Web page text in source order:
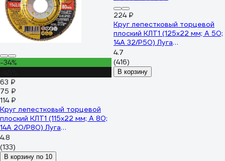
-34%
63 ₽
75 ₽
114 ₽
Круг лепестковый торцевой
плоский КЛТ1 (115х22 мм; А 80;
14А 20/Р80) Луга
4603347275627
4.8
(133)
В корзину по 10
224 ₽
Круг лепестковый торцевой
плоский КЛТ1 (125х22 мм; А 50;
14А 32/Р50) Луга
4603347337981
4.7
(416)
В корзину